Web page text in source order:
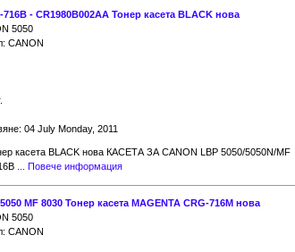
716B - CR1980B002AA Тонер касета BLACK нова
5050
CANON
04 July Monday, 2011
касета BLACK нова КАСЕТА ЗА CANON LBP 5050/5050N/MF
... Повече информация
MF 8030 Тонер касета MAGENTA CRG-716M нова
5050
CANON